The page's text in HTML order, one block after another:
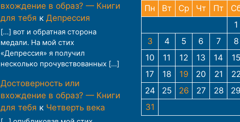
вхождение в образ? — Книги
для тебя к Депрессия
[…] вот и обратная сторона
медали. На мой стих
«Депрессия» я получил
несколько прочувствованных […]
Достоверность или
вхождение в образ? — Книги
для тебя к Четверть века
Пн
Вт Ср Чт Пт
1
3
4 5 6 7
8
10
11 12 13 14
15
17
18 19 20 21
24
25 26 27 28
31